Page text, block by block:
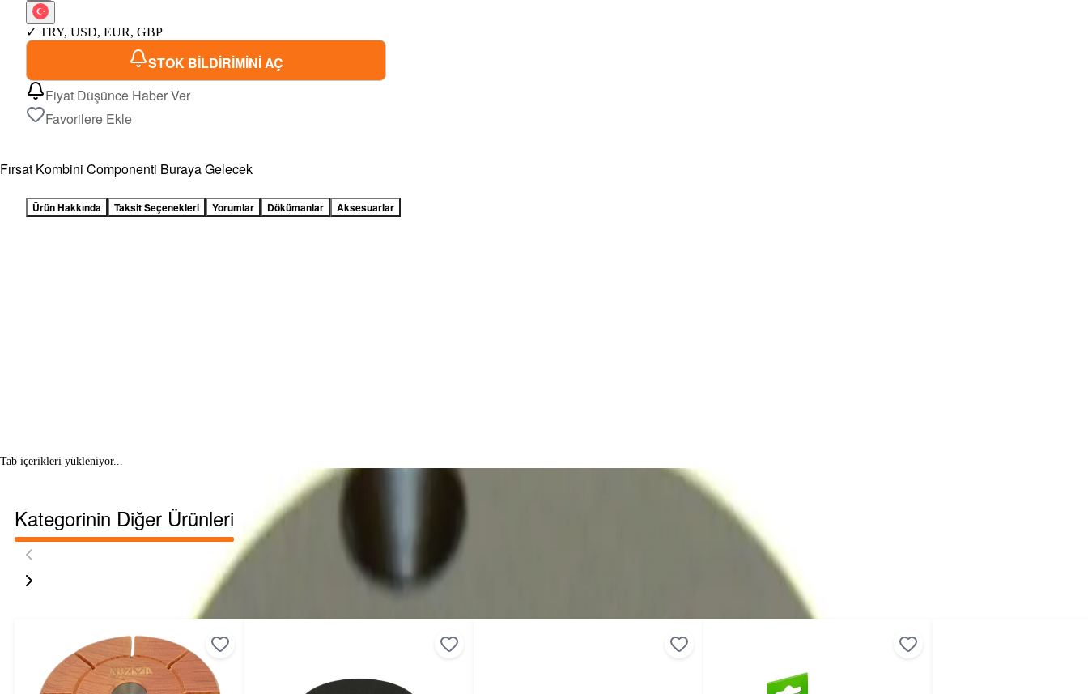
✓ TRY, USD, EUR, GBP
STOK BİLDİRİMİNİ AÇ
Fiyat Düşünce Haber Ver
Favorilere Ekle
Fırsat Kombini Componenti Buraya Gelecek
Ürün Hakkında Taksit Seçenekleri Yorumlar Dökümanlar Aksesuarlar
Tab içerikleri yükleniyor...
Kategorinin Diğer Ürünleri